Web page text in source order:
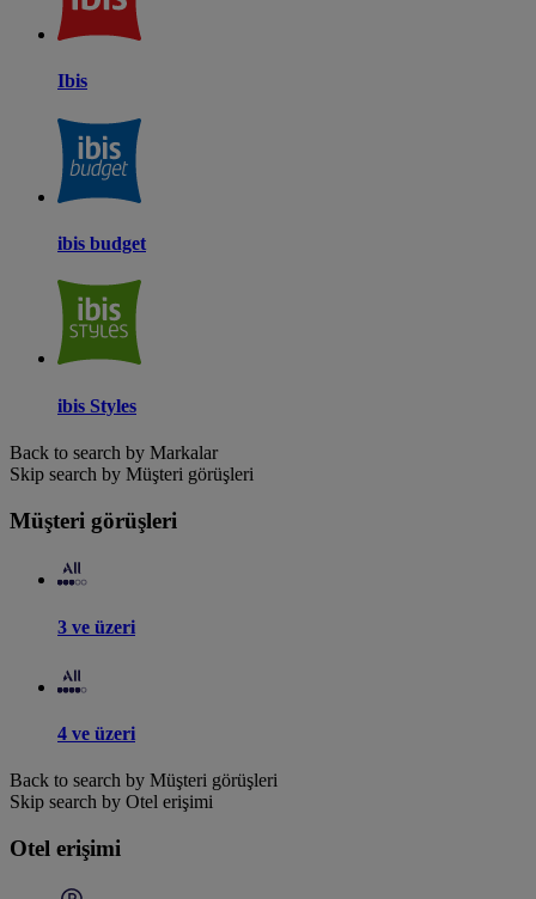
Ibis
ibis budget
ibis Styles
Back to search by Markalar
Skip search by Müşteri görüşleri
Müşteri görüşleri
3 ve üzeri
4 ve üzeri
Back to search by Müşteri görüşleri
Skip search by Otel erişimi
Otel erişimi